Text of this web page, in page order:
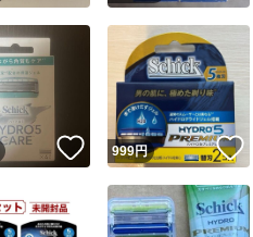
スピード発送
安心発送
いいね！
999円